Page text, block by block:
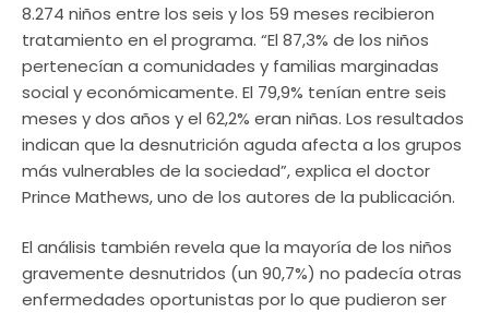
8.274 niños entre los seis y los 59 meses recibieron
tratamiento en el programa. “El 87,3% de los niños
pertenecían a comunidades y familias marginadas
social y económicamente. El 79,9% tenían entre seis
meses y dos años y el 62,2% eran niñas. Los resultados
indican que la desnutrición aguda afecta a los grupos
más vulnerables de la sociedad”, explica el doctor
Prince Mathews, uno de los autores de la publicación.
El análisis también revela que la mayoría de los niños
gravemente desnutridos (un 90,7%) no padecía otras
enfermedades oportunistas por lo que pudieron ser